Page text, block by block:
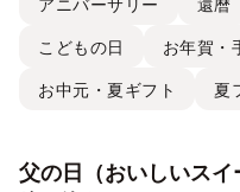
こどもの日 お年賀・
お中元・夏ギフト 夏
父の日（おいしいス